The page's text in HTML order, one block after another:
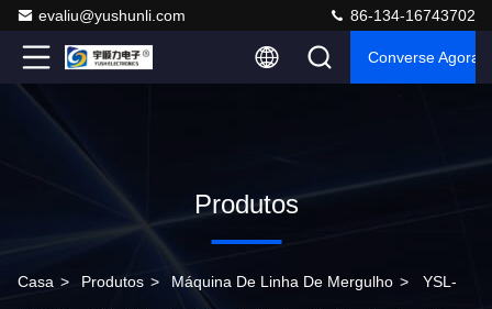
evaliu@yushunli.com 86-134-16743702
Converse Agora
Produtos
Casa > Produtos > Máquina De Linha De Mergulho > YSL-